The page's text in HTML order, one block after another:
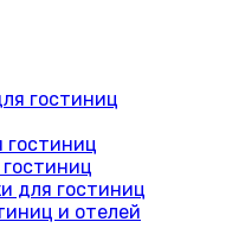
гостиниц
гостиниц
для гостиниц
и отелей